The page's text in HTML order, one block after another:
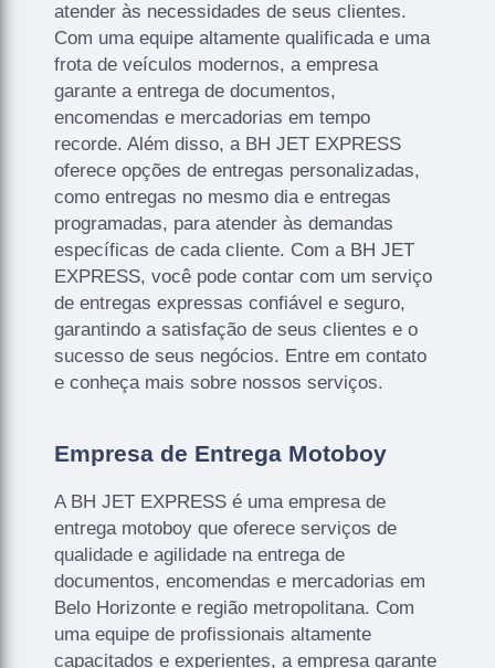
atender às necessidades de seus clientes.
Com uma equipe altamente qualificada e uma
frota de veículos modernos, a empresa
garante a entrega de documentos,
encomendas e mercadorias em tempo
recorde. Além disso, a BH JET EXPRESS
oferece opções de entregas personalizadas,
como entregas no mesmo dia e entregas
programadas, para atender às demandas
específicas de cada cliente. Com a BH JET
EXPRESS, você pode contar com um serviço
de entregas expressas confiável e seguro,
garantindo a satisfação de seus clientes e o
sucesso de seus negócios. Entre em contato
e conheça mais sobre nossos serviços.
Empresa de Entrega Motoboy
A BH JET EXPRESS é uma empresa de
entrega motoboy que oferece serviços de
qualidade e agilidade na entrega de
documentos, encomendas e mercadorias em
Belo Horizonte e região metropolitana. Com
uma equipe de profissionais altamente
capacitados e experientes, a empresa garante